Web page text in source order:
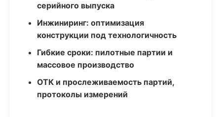
серийного выпуска
Инжиниринг: оптимизация
конструкции под технологичность
Гибкие сроки: пилотные партии и
массовое производство
ОТК и прослеживаемость партий,
протоколы измерений